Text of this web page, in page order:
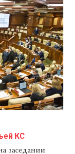
КС
заседании